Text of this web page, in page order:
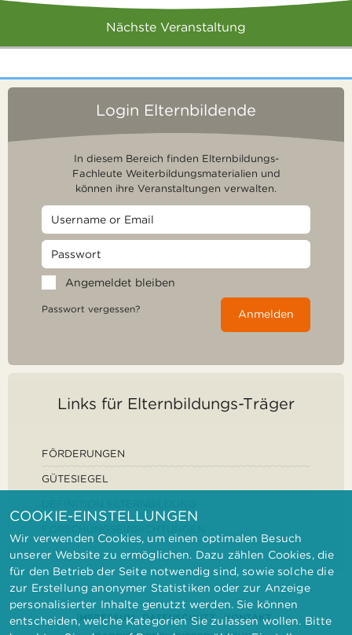
Nächste Veranstaltung
Login Elternbildende
In diesem Bereich finden Elternbildungs-
Fachleute Weiterbildungsmaterialien und
können ihre Veranstaltungen verwalten.
Angemeldet bleiben
Passwort vergessen? Anmelden
Links für Elternbildungs-Träger
FÖRDERUNGEN
GÜTESIEGEL
IMPRESSUM DATENSCHUTZ
KONTAKT
COOKIE-EINSTELLUNGEN
Wir verwenden Cookies, um einen optimalen Besuch
unserer Website zu ermöglichen. Dazu zählen Cookies, die
für den Betrieb der Seite notwendig sind, sowie solche die
zur Erstellung anonymer Statistiken oder zur Anzeige
personalisierter Inhalte genutzt werden. Sie können
entscheiden, welche Kategorien Sie zulassen wollen. Bitte